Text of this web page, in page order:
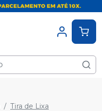
Tira de Lixa